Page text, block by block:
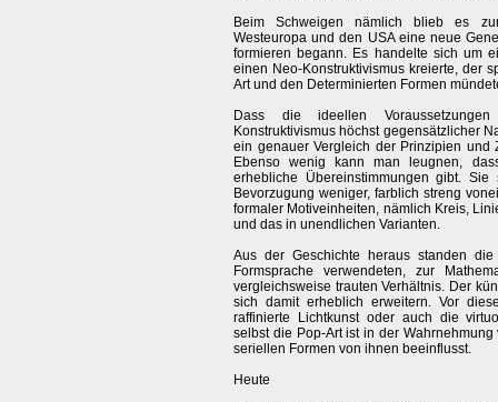
Beim Schweigen nämlich blieb es
Westeuropa und den USA eine neue
formieren begann. Es handelte sich um
einen Neo-Konstruktivismus kreierte, der
Art und den Determinierten Formen
Dass die ideellen
Konstruktivismus höchst gegensätzlicher
ein genauer Vergleich der Prinzipien und
Ebenso wenig kann man leugnen,
erhebliche Übereinstimmungen gibt.
Bevorzugung weniger, farblich streng
formaler Motiveinheiten, nämlich Kreis,
und das in unendlichen Varianten.
Aus der Geschichte heraus standen
Formsprache verwendeten, zur
vergleichsweise trauten Verhältnis. Der
sich damit erheblich erweitern. Vor
raffinierte Lichtkunst oder auch die
selbst die Pop-Art ist in der
seriellen Formen von ihnen beeinflusst.
Heute